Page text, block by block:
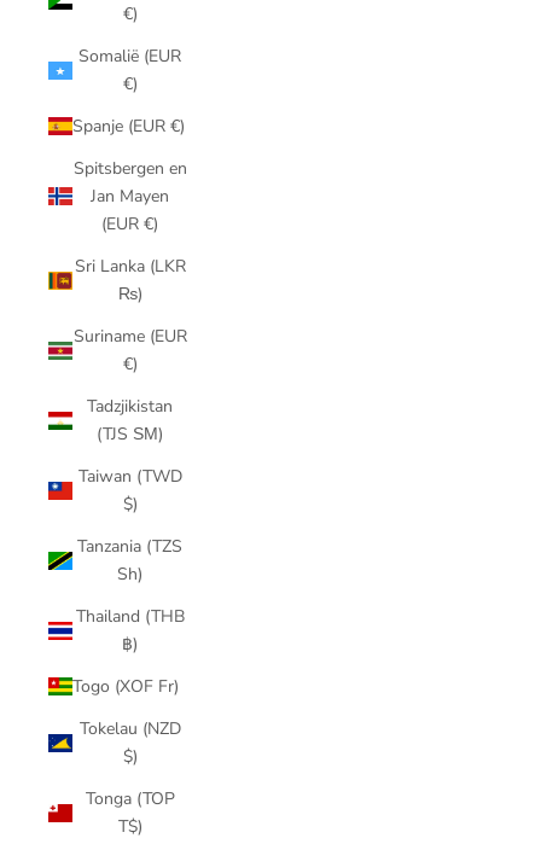
€)
Somalië (EUR
€)
Spanje (EUR €)
Spitsbergen en
Jan Mayen
(EUR €)
Sri Lanka (LKR
₨)
Suriname (EUR
€)
Tadzjikistan
(TJS ЅМ)
Taiwan (TWD
$)
Tanzania (TZS
Sh)
Thailand (THB
฿)
Togo (XOF Fr)
Tokelau (NZD
$)
Tonga (TOP
T$)